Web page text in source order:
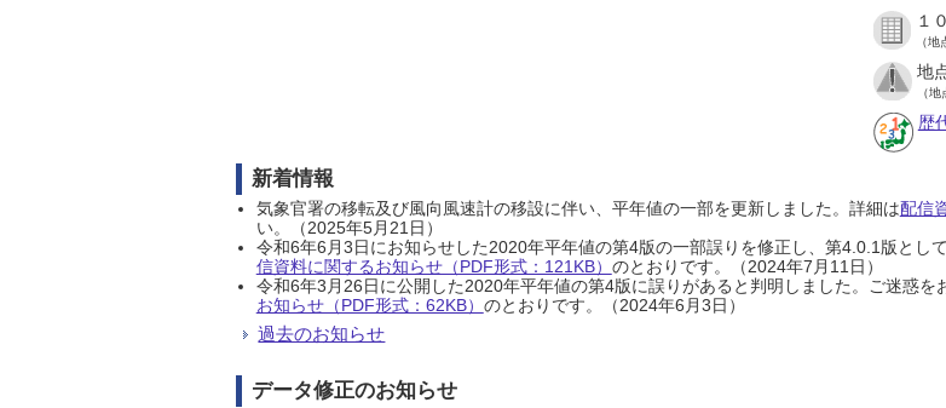
１
（
地
（
歴
新着情報
気象官署の移転及び風向風速計の移設に伴い、平年値の一部を更新しました。詳細は配信
い。（2025年5月21日）
令和6年6月3日にお知らせした2020年平年値の第4版の一部誤りを修正し、第4.0.1版とし
信資料に関するお知らせ（PDF形式：121KB） のとおりです。（2024年7月11日）
令和6年3月26日に公開した2020年平年値の第4版に誤りがあると判明しました。ご迷惑を
お知らせ（PDF形式：62KB） のとおりです。（2024年6月3日）
過去のお知らせ
データ修正のお知らせ